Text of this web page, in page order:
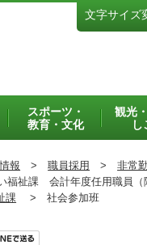
文字サイズ
スポーツ・
教育・文化
観光
し
報 > 職員採用 > 非常
祉課 会計年度任用職員（
課 > 社会参加班